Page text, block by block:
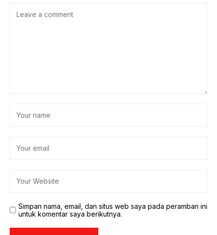
Simpan nama, email, dan situs web saya pada peramban ini
untuk komentar saya berikutnya.